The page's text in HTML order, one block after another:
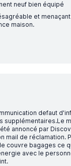
neuf bien équipé
et
maison.
defaut
supplémentaires.Le
annoncé par
mail de réclamation.
couvre bagages ce
avec le